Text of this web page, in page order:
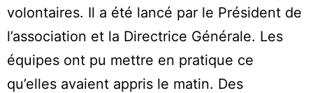
volontaires. Il a été lancé par le Président de
l’association et la Directrice Générale. Les
équipes ont pu mettre en pratique ce
qu’elles avaient appris le matin. Des